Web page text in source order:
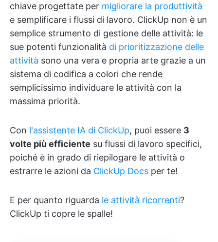
chiave progettate per migliorare la produttività
e semplificare i flussi di lavoro. ClickUp non è un
semplice strumento di gestione delle attività: le
sue potenti funzionalità di prioritizzazione delle
attività sono una vera e propria arte grazie a un
sistema di codifica a colori che rende
semplicissimo individuare le attività con la
massima priorità.
Con l'assistente IA di ClickUp, puoi essere 3
volte più efficiente su flussi di lavoro specifici,
poiché è in grado di riepilogare le attività o
estrarre le azioni da ClickUp Docs per te!
E per quanto riguarda le attività ricorrenti?
ClickUp ti copre le spalle!